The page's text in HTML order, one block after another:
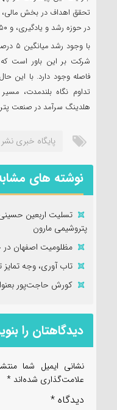
در حوزه رشد و یادگیری، و ۵۰ درصد در رضایت ذی‌نفعان.
با
فاصله وجود دارد. با این
تداوم نگاه بلندمدت،
هلدینگ سرآمد در صنعت
پایگاه خبری
نوشته های
تسلیت اربعین
پتروشیمی مارون
مظلومیت اصفهان
تاب آوری، وجه تمایز
کورش حاجت‌پور
دیدگاهتان را
نشانی ایمیل شما
علامت‌گذاری شده‌اند *
دیدگاه *